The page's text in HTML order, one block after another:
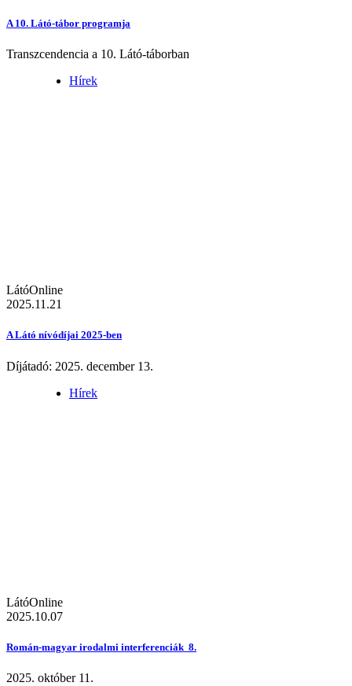
A 10. Látó-tábor programja
Transzcendencia a 10. Látó-táborban
Hírek
LátóOnline
2025.11.21
A Látó nívódíjai 2025-ben
Díjátadó: 2025. december 13.
Hírek
LátóOnline
2025.10.07
Román-magyar irodalmi interferenciák 8.
2025. október 11.